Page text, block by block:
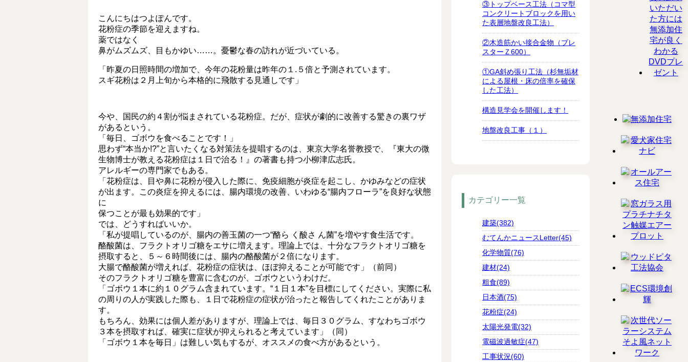
こんにちはつよぽんです。
花粉症の季節を迎えますね。
薬ではなく
鼻がムズムズ、目もかゆい……。憂鬱な春の訪れが近づいている。
「昨夏の日照時間の増加で、今年の花粉量は昨年の１.５倍と予測されています。
スギ花粉は２月上旬から本格的に飛散する見通しです」
今や、国民の約４割が悩まされている花粉症。だが、症状が劇的に改善する驚きの裏ワザ
があるという。
「毎日、ゴボウを食べることです！」
思わず“本当か!?”と言いたくなる対策法を提唱するのは、東京大学名誉教授で、『東大の微
生物博士が教える花粉症は１日で治る！』の著書も持つ小柳津広志氏。
アレルギーの専門家でもある。
「花粉症は、目や鼻に花粉が侵入した際に、免疫細胞が炎症を起こし、かゆみなどの症状
が出ます。この炎症を抑えるには、腸内環境の改善、いわゆる“腸内フローラ”を良好な状態
に
保つことが最も効果的です」
では、どうすればいいか。
「私が提唱しているのが、腸内の善玉菌の一つ“酪ら く酸さ ん菌”を増やす食生活です。
酪酸菌は、フラクトオリゴ糖をエサに増えます。理論上では、十分なフラクトオリゴ糖を
摂取すると、５～６時間後には、腸内の酪酸菌が２倍になります。
大腸で酪酸菌が増えれば、花粉症の症状は、ほぼ抑えることが可能です」（前同）
そのフラクトオリゴ糖を豊富に含むのが、ゴボウというわけだ。
「ゴボウ１本に約１０グラム含まれています。“１日１本”を目標にしてください。実際に私
の周りの人が実践した際も、１日で花粉症の症状が治ったと報告してくれたことがありま
す。
もちろん、効果には個人差がありますが、理論上では、毎日３０グラム、すなわちゴボウ
３本を摂取すれば、確実に症状が抑えられると考えています」（同）
「ゴボウ１本を毎日」は難しい気もするが、オススメの食べ方があるという。
③トップベース工法（コマ型
コンクリートブロックを用い
た表層地盤改良工法）
②木造筋かい接合金物（ブレ
スターＺ600）
①GA斜め張り工法（杉無垢材
による屋根・床の倍率を確保
した工法）
構造見学会を開催します！
地盤改良工事（１）
カテゴリー一覧
建築(382)
むてんかニュースLetter(45)
化学物質(76)
建材(24)
粗食(89)
日本酒(75)
花粉症(24)
太陽光発電(32)
電磁波過敏症(47)
工事状況(60)